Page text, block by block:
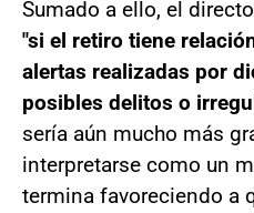
Sumado a ello, el
"si el retiro tiene
alertas realizadas por
posibles delitos o
sería aún mucho más
interpretarse como un
termina favoreciendo a